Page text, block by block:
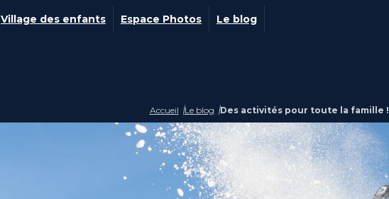
Village des enfants Espace Photos Le blog
Accueil Le blog Des activités pour toute la famille !